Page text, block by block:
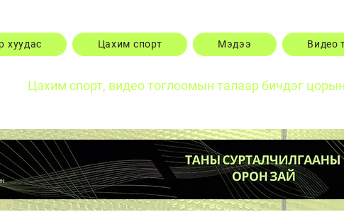
хуудас Цахим спорт Мэдээ Видео
Цахим спорт, видео тоглоомын талаар бичдэг